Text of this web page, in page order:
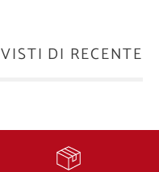
VISTI DI RECENTE